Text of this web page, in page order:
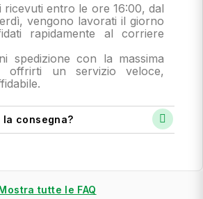
ricevuti entro le ore 16:00, dal
vengono lavorati il giorno
rapidamente al corriere
spedizione con la massima
offrirti un servizio veloce,
la consegna?
tutte le FAQ